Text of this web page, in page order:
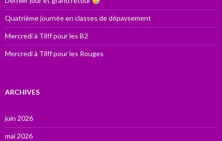
Quatrième journée en classes de dépaysement
Mercredi à Tilff pour les B2
Mercredi à Tilff pour les Rouges
ARCHIVES
juin 2026
mai 2026